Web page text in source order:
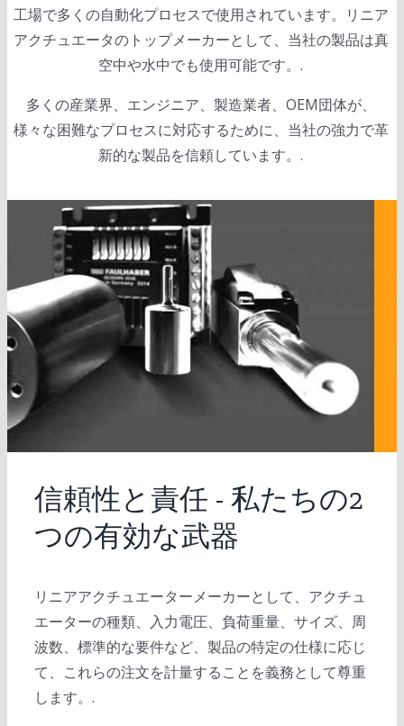
工場で多くの自動化プロセスで使用されています。リニア
アクチュエータのトップメーカーとして、当社の製品は真
空中や水中でも使用可能です。.
多くの産業界、エンジニア、製造業者、OEM団体が、
様々な困難なプロセスに対応するために、当社の強力で革
新的な製品を信頼しています。.
信頼性と責任 - 私たちの2
つの有効な武器
リニアアクチュエーターメーカーとして、アクチュ
エーターの種類、入力電圧、負荷重量、サイズ、周
波数、標準的な要件など、製品の特定の仕様に応じ
て、これらの注文を計量することを義務として尊重
します。.